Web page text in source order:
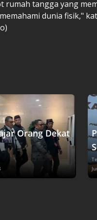
rumah tangga yang
dunia fisik,"
Orang Dekat